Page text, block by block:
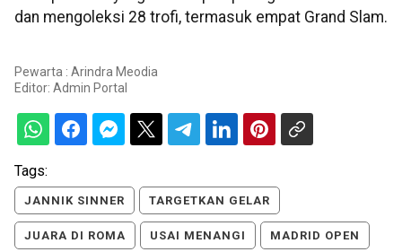
dan mengoleksi 28 trofi, termasuk empat Grand Slam.
Pewarta : Arindra Meodia
Editor: Admin Portal
Tags:
JANNIK SINNER TARGETKAN GELAR
JUARA DI ROMA USAI MENANGI MADRID OPEN